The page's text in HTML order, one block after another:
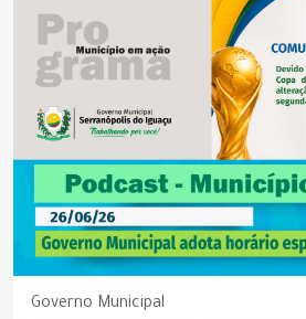
Governo Municipal